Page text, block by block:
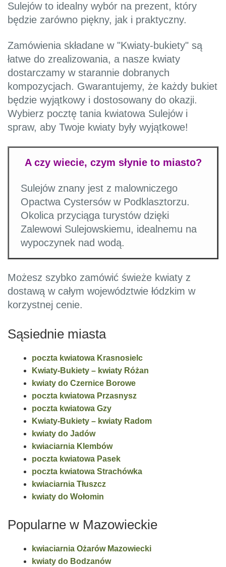
Sulejów to idealny wybór na prezent, który
będzie zarówno piękny, jak i praktyczny.
Zamówienia składane w "Kwiaty-bukiety" są
łatwe do zrealizowania, a nasze kwiaty
dostarczamy w starannie dobranych
kompozycjach. Gwarantujemy, że każdy bukiet
będzie wyjątkowy i dostosowany do okazji.
Wybierz pocztę tania kwiatowa Sulejów i
spraw, aby Twoje kwiaty były wyjątkowe!
A czy wiecie, czym słynie to miasto?
Sulejów znany jest z malowniczego
Opactwa Cystersów w Podklasztorzu.
Okolica przyciąga turystów dzięki
Zalewowi Sulejowskiemu, idealnemu na
wypoczynek nad wodą.
Możesz szybko zamówić świeże kwiaty z
dostawą w całym województwie łódzkim w
korzystnej cenie.
Sąsiednie miasta
poczta kwiatowa Krasnosielc
Kwiaty-Bukiety – kwiaty Różan
kwiaty do Czernice Borowe
poczta kwiatowa Przasnysz
poczta kwiatowa Gzy
Kwiaty-Bukiety – kwiaty Radom
kwiaty do Jadów
kwiaciarnia Klembów
poczta kwiatowa Pasek
poczta kwiatowa Strachówka
kwiaciarnia Tłuszcz
kwiaty do Wołomin
Popularne w Mazowieckie
kwiaciarnia Ożarów Mazowiecki
kwiaty do Bodzanów